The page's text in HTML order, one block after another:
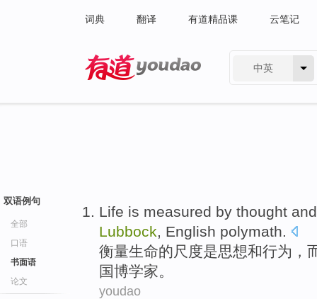
词典 翻译 有道精品课 云笔记
中英
双语例句
全部
口语
书面语
论文
Life is measured by thought and
Lubbock, English polymath.
衡量生命的尺度是思想和行为 ，
国博学家。
youdao